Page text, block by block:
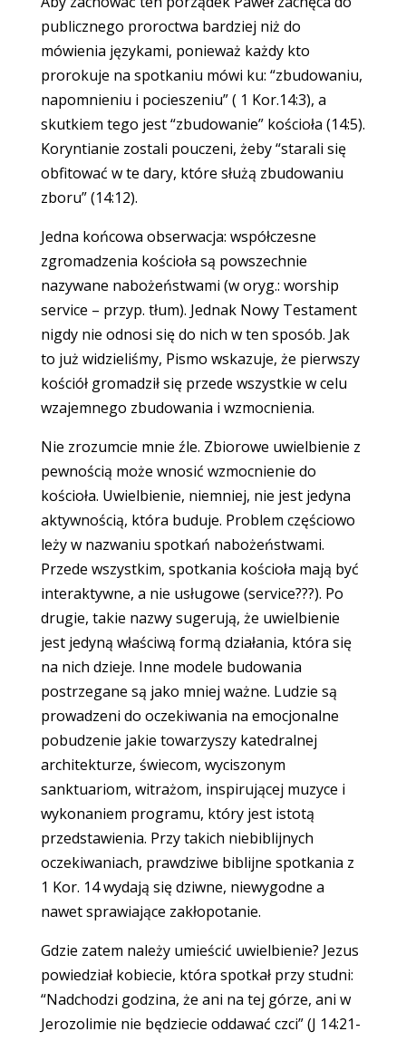
publicznego proroctwa bardziej niż do
mówienia językami, ponieważ każdy kto
prorokuje na spotkaniu mówi ku: “zbudowaniu,
napomnieniu i pocieszeniu” ( 1 Kor.14:3), a
skutkiem tego jest “zbudowanie” kościoła (14:5).
Koryntianie zostali pouczeni, żeby “starali się
obfitować w te dary, które służą zbudowaniu
zboru” (14:12).
Jedna końcowa obserwacja: współczesne
zgromadzenia kościoła są powszechnie
nazywane nabożeństwami (w oryg.: worship
service – przyp. tłum). Jednak Nowy Testament
nigdy nie odnosi się do nich w ten sposób. Jak
to już widzieliśmy, Pismo wskazuje, że pierwszy
kościół gromadził się przede wszystkie w celu
wzajemnego zbudowania i wzmocnienia.
Nie zrozumcie mnie źle. Zbiorowe uwielbienie z
pewnością może wnosić wzmocnienie do
kościoła. Uwielbienie, niemniej, nie jest jedyna
aktywnością, która buduje. Problem częściowo
leży w nazwaniu spotkań nabożeństwami.
Przede wszystkim, spotkania kościoła mają być
interaktywne, a nie usługowe (service???). Po
drugie, takie nazwy sugerują, że uwielbienie
jest jedyną właściwą formą działania, która się
na nich dzieje. Inne modele budowania
postrzegane są jako mniej ważne. Ludzie są
prowadzeni do oczekiwania na emocjonalne
pobudzenie jakie towarzyszy katedralnej
architekturze, świecom, wyciszonym
sanktuariom, witrażom, inspirującej muzyce i
wykonaniem programu, który jest istotą
przedstawienia. Przy takich niebiblijnych
oczekiwaniach, prawdziwe biblijne spotkania z
1 Kor. 14 wydają się dziwne, niewygodne a
nawet sprawiające zakłopotanie.
Gdzie zatem należy umieścić uwielbienie? Jezus
powiedział kobiecie, która spotkał przy studni:
“Nadchodzi godzina, że ani na tej górze, ani w
Jerozolimie nie będziecie oddawać czci” (J 14:21-